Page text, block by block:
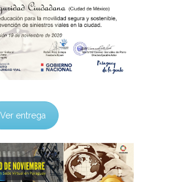
Ver entrega